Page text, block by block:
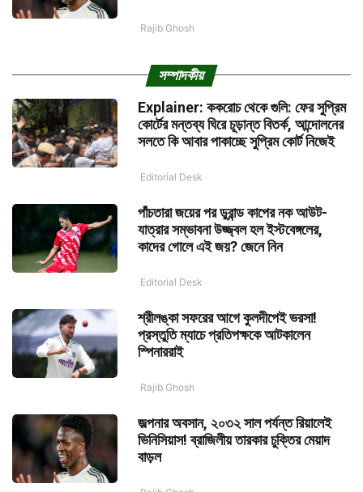
Rajib Ghosh
সম্পাদকীয়
Explainer: ককরোচ থেকে গুলি: ফের সুপ্রিম
কোর্টের মন্তব্য ঘিরে চূড়ান্ত বিতর্ক, আন্দোলনের
সলতে কি আবার পাকাচ্ছে সুপ্রিম কোর্ট নিজেই
Editorial Desk
পাঁচতারা জয়ের পর ডুরান্ড কাপের নক আউট-
যাত্রার সম্ভাবনা উজ্জ্বল হল ইস্টবেঙ্গলের,
কাদের গোলে এই জয়? জেনে নিন
Editorial Desk
শ্রীলঙ্কা সফরের আগে কুলদীপেই ভরসা!
প্রস্তুতি ম্যাচে প্রতিপক্ষকে আটকালেন
স্পিনাররাই
Rajib Ghosh
জল্পনার অবসান, ২০৩২ সাল পর্যন্ত রিয়ালেই
ভিনিসিয়াস! ব্রাজিলীয় তারকার চুক্তির মেয়াদ
বাড়ল